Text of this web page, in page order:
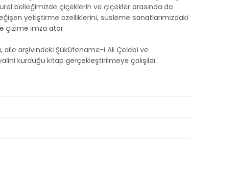
belleğimizde çiçeklerin ve çiçekler arasında da
yetiştirme özelliklerini, süsleme sanatlarımızdaki
çizime imza atar.
aile arşivindeki Şükûfename-i Ali Çelebi ve
kurduğu kitap gerçekleştirilmeye çalışıldı.